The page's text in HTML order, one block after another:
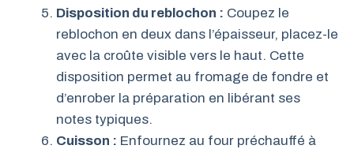
Disposition du reblochon : Coupez le
reblochon en deux dans l’épaisseur, placez-le
avec la croûte visible vers le haut. Cette
disposition permet au fromage de fondre et
d’enrober la préparation en libérant ses
notes typiques.
Cuisson : Enfournez au four préchauffé à